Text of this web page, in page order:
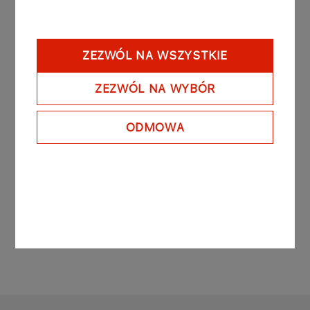
ZEZWÓL NA WSZYSTKIE
ZEZWÓL NA WYBÓR
ODMOWA
800 PKN ORLEN shares at an average price of
PLN 42,60 per share and sold 4 700 PKN ORLEN
shares at an average price of PLN 43,24 per
share in transactions concluded during common
stock exchange session. The transactions were
concluded on the regulated market on the
Warsaw Stock Exchange.